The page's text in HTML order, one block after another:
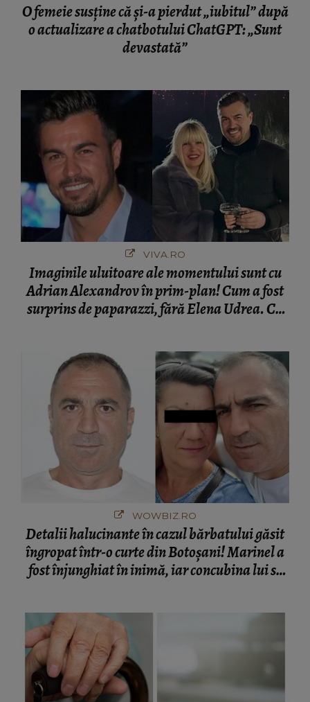
O femeie susține că și-a pierdut „iubitul” după
o actualizare a chatbotului ChatGPT: „Sunt
devastată”
VIVA.RO
Imaginile uluitoare ale momentului sunt cu
Adrian Alexandrov în prim-plan! Cum a fost
surprins de paparazzi, fără Elena Udrea. Cu
WOWBIZ.RO
Detalii halucinante în cazul bărbatului găsit
îngropat într-o curte din Botoșani! Marinel a
fost înjunghiat în inimă, iar concubina lui se